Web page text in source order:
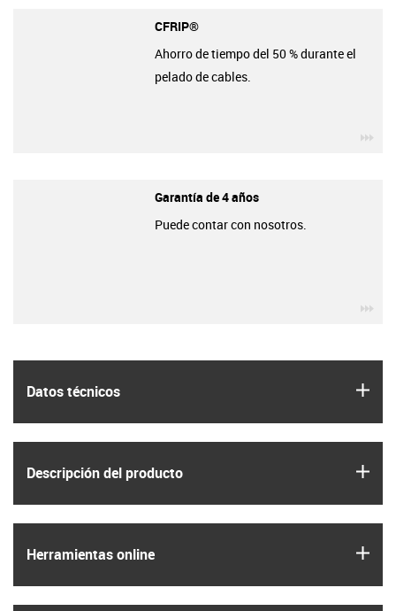
Datos técnicos
Descripción del producto
Herramientas online
CFRIP®
Ahorro de tiempo del 50 % durante el
pelado de cables.
Garantía de 4 años
Puede contar con nosotros.